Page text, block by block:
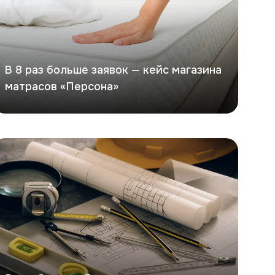
В 8 раз больше заявок — кейс магазина
матрасов «Персона»
по разработке сайта